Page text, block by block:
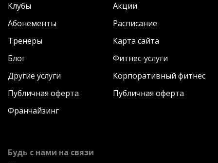
Клубы
Акции
Абонементы
Расписание
Тренеры
Карта сайта
Блог
Фитнес-услуги
Другие услуги
Корпоративный фитнес
Публичная оферта
Публичная оферта
Франчайзинг
Будь с нами на связи